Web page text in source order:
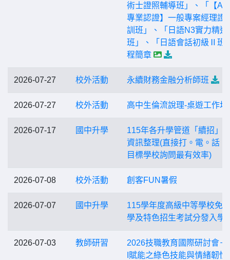
術士證照輔導班」、「【
專業認證】一般專案經理證
訓班」、「日語N3實力精進
班」、「日語會話初級Ⅱ班
程簡章
2026-07-27 校外活動 永續財務金融分析師班
2026-07-27 校外活動 高中生倫流說理-桌遊工作坊
2026-07-17 國中升學
115年各升學管道「續招」
資訊整理(直接打。電。話。
目標學校詢問最有效率)
2026-07-08 校外活動 創客FUN暑假
2026-07-07 國中升學
115學年度高級中等學校免
學及特色招生考試分發入學
2026-07-03 教師研習
2026技職教育國際研討會－
I賦能之綠色技能與情緒韌性